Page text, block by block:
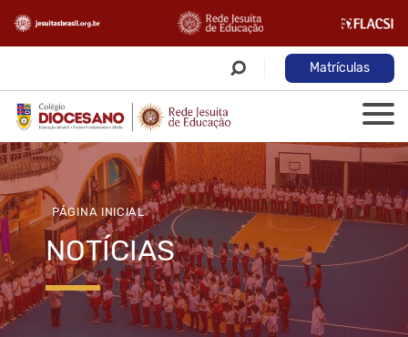
Matrículas
PÁGINA INICIAL
NOTÍCIAS